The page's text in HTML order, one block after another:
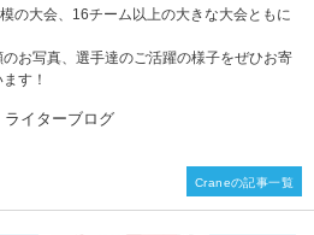
の大会、16チーム以上の大きな大会ともに
お写真、選手達のご活躍の様子をぜひお寄
す！
ライターブログ
Craneの記事一覧